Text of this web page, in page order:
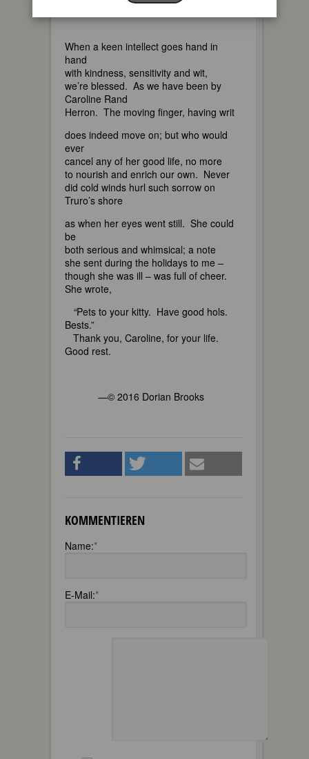
When a keen intellect goes hand in
hand
with kindness, sensitivity and wit,
we’re blessed. As we have been by
Caroline Rand
Herron. The moving finger, having writ
does indeed move on; but who would
ever
cancel any of her good life, no more
to nourish and enrich our own. Never
did cold winds hurl such sorrow on
Truro’s shore
as when her eyes went still. She could
be
both serious and whimsical; a note
she sent during the holidays to me –
though she was ill – was full of cheer.
She wrote,
“Pets to your kitty. Have good hols.
Bests.”
Thank you, Caroline, for your life.
Good rest.
—© 2016 Dorian Brooks
KOMMENTIEREN
Name:*
E-Mail:*